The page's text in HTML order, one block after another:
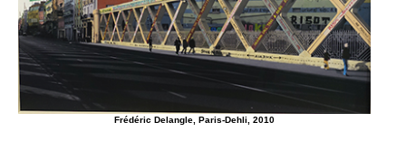
Frédéric Delangle, Paris-Dehli, 2010